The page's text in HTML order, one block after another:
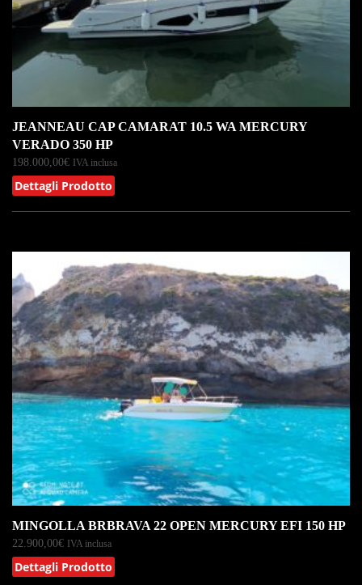
JEANNEAU CAP CAMARAT 10.5 WA MERCURY
VERADO 350 HP
198.000,00€ IVA inclusa
Dettagli Prodotto
MINGOLLA BRBRAVA 22 OPEN MERCURY EFI 150 HP
22.900,00€ IVA inclusa
Dettagli Prodotto